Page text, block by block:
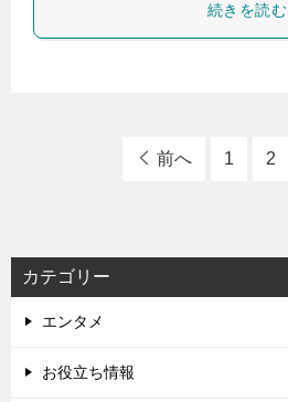
続きを読む
前へ 1 2
カテゴリー
エンタメ
お役立ち情報